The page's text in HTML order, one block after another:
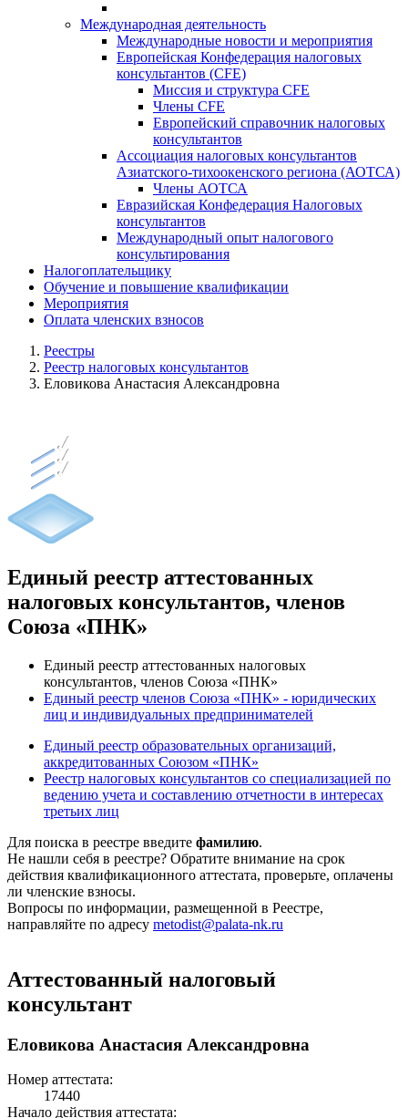
Международная деятельность
Международные новости и мероприятия
Европейская Конфедерация налоговых
консультантов (CFE)
Миссия и структура CFE
Члены CFE
Европейский справочник налоговых
консультантов
Ассоциация налоговых консультантов
Азиатского-тихоокенского региона (АОТСА)
Члены АОТСА
Евразийская Конфедерация Налоговых
консультантов
Международный опыт налогового
консультирования
Налогоплательщику
Обучение и повышение квалификации
Мероприятия
Оплата членских взносов
Реестры
Реестр налоговых консультантов
Еловикова Анастасия Александровна
Единый реестр аттестованных
налоговых консультантов, членов
Союза «ПНК»
Единый реестр аттестованных налоговых
консультантов, членов Союза «ПНК»
Единый реестр членов Союза «ПНК» - юридических
лиц и индивидуальных предпринимателей
Единый реестр образовательных организаций,
аккредитованных Союзом «ПНК»
Реестр налоговых консультантов со специализацией по
ведению учета и составлению отчетности в интересах
третьих лиц
Для поиска в реестре введите фамилию.
Не нашли себя в реестре? Обратите внимание на срок
действия квалификационного аттестата, проверьте, оплачены
ли членские взносы.
Вопросы по информации, размещенной в Реестре,
направляйте по адресу metodist@palata-nk.ru
Аттестованный налоговый
консультант
Еловикова Анастасия Александровна
Номер аттестата:
17440
Начало действия аттестата: